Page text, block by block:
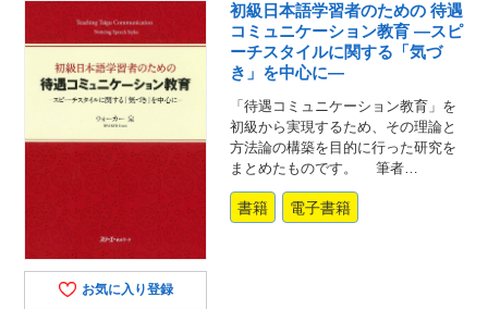
お気に入り登録
初級日本語学習者のための 待遇
コミュニケーション教育 ―スピ
ーチスタイルに関する「気づ
き」を中心に―
「待遇コミュニケーション教育」を
初級から実現するため、その理論と
方法論の構築を目的に行った研究を
まとめたものです。 筆者…
書籍 電子書籍